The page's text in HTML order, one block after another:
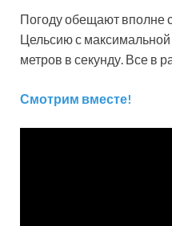
Погоду обещают вполне
Цельсию с максимальной
метров в секунду. Все в
Смотрим вместе!